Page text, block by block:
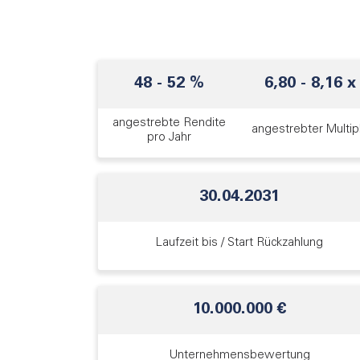
48- 52%
angestrebte Rendite
pro Jahr
6,80 - 8,16 x
angestrebter
30.04.2031
Laufzeit bis / Start Rückzahlung
10.000.000 €
Unternehmens­bewertung